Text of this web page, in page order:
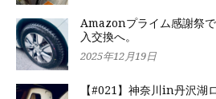
Amazonプライム感謝祭
入交換へ。
2025年12月19日
【#021】神奈川in丹沢湖